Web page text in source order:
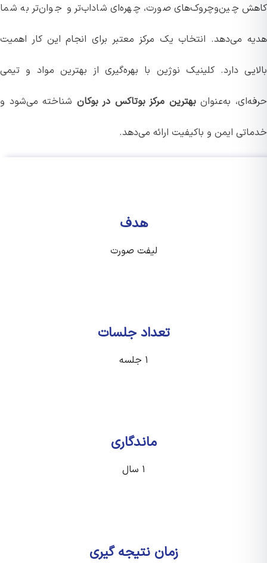
چین‌وچروک‌های صورت، چهره‌ای شاداب‌تر و جوان‌تر به شما
می‌دهد. انتخاب یک مرکز معتبر برای انجام این کار اهمیت
دارد. کلینیک نوژین با بهره‌گیری از بهترین مواد و تیمی
به‌عنوانبهترین مرکز بوتاکس در بوکانشناخته می‌شود و
ایمن و باکیفیت ارائه می‌دهد.
هدف
لیفت صورت
تعداد جلسات
ماندگاری
زمان نتیجه گیری